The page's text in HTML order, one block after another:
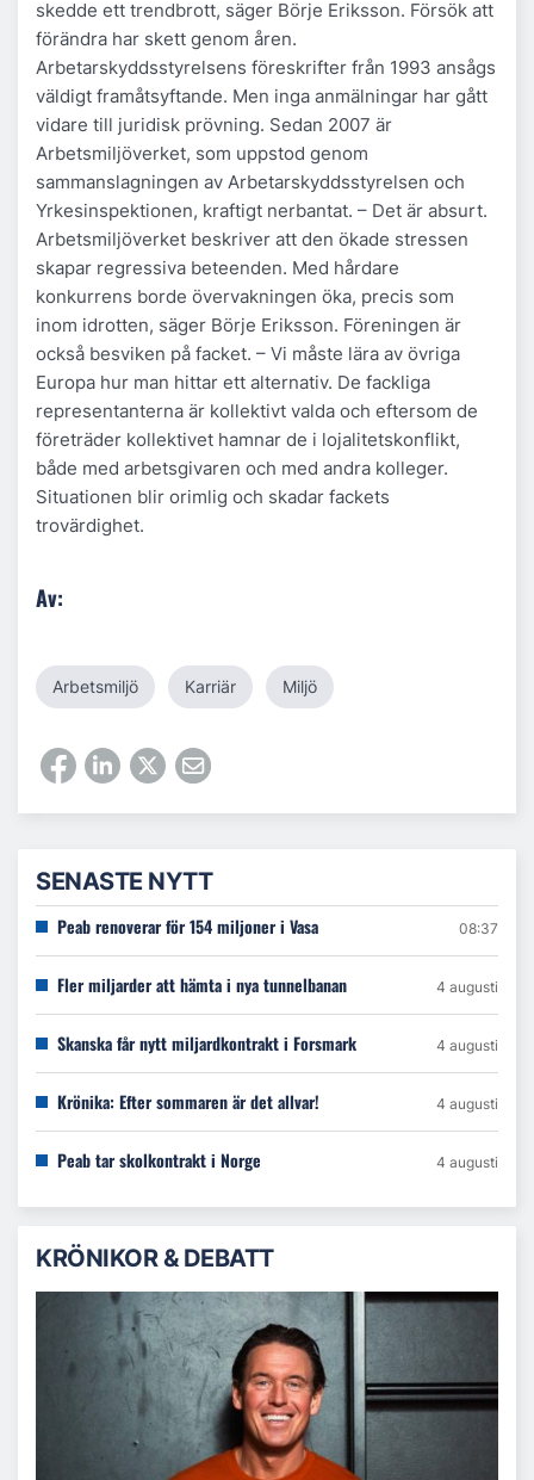
skedde ett trendbrott, säger Börje Eriksson. Försök att
förändra har skett genom åren.
Arbetarskyddsstyrelsens föreskrifter från 1993 ansågs
väldigt framåtsyftande. Men inga anmälningar har gått
vidare till juridisk prövning. Sedan 2007 är
Arbetsmiljöverket, som uppstod genom
sammanslagningen av Arbetarskyddsstyrelsen och
Yrkesinspektionen, kraftigt nerbantat. – Det är absurt.
Arbetsmiljöverket beskriver att den ökade stressen
skapar regressiva beteenden. Med hårdare
konkurrens borde övervakningen öka, precis som
inom idrotten, säger Börje Eriksson. Föreningen är
också besviken på facket. – Vi måste lära av övriga
Europa hur man hittar ett alternativ. De fackliga
representanterna är kollektivt valda och eftersom de
företräder kollektivet hamnar de i lojalitetskonflikt,
både med arbetsgivaren och med andra kolleger.
Situationen blir orimlig och skadar fackets
trovärdighet.
Av:
Arbetsmiljö Karriär Miljö
SENASTE NYTT
Peab renoverar för 154 miljoner i Vasa 08:37
Fler miljarder att hämta i nya tunnelbanan 4 augusti
Skanska får nytt miljardkontrakt i Forsmark 4 augusti
Krönika: Efter sommaren är det allvar! 4 augusti
Peab tar skolkontrakt i Norge 4 augusti
KRÖNIKOR & DEBATT